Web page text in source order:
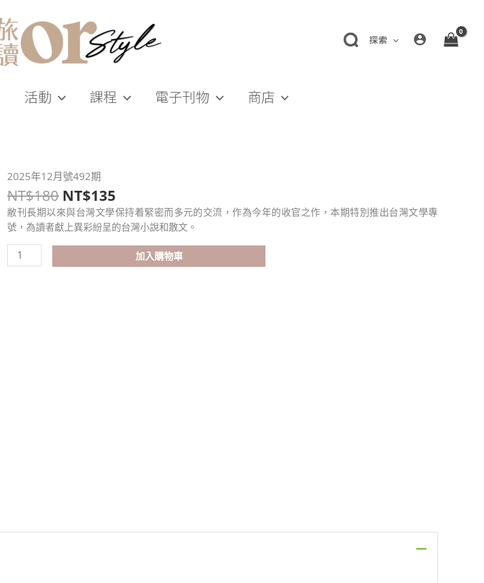
探索
活動 課程 電子刊物 商店
2025年12月號492期
NT$180
原
始
價
格：
NT$180。
NT$135
價
格：
NT$135。
敝刊長期以來與台灣文學保持着緊密而多元的交流，作為今年的收官之作，本期特別推出台灣文學專
號，為讀者獻上異彩紛呈的台灣小說和散文。
2025
年
12
月
492
期
加入購物車